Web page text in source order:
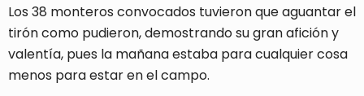
Los 38 monteros convocados tuvieron que aguantar el
tirón como pudieron, demostrando su gran afición y
valentía, pues la mañana estaba para cualquier cosa
menos para estar en el campo.